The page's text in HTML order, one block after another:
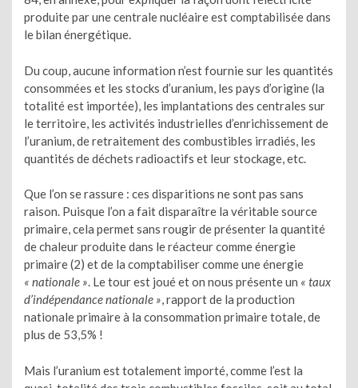
produite par une centrale nucléaire est comptabilisée dans
le bilan énergétique.
Du coup, aucune information n’est fournie sur les quantités
consommées et les stocks d’uranium, les pays d’origine (la
totalité est importée), les implantations des centrales sur
le territoire, les activités industrielles d’enrichissement de
l’uranium, de retraitement des combustibles irradiés, les
quantités de déchets radioactifs et leur stockage, etc.
Que l’on se rassure : ces disparitions ne sont pas sans
raison. Puisque l’on a fait disparaître la véritable source
primaire, cela permet sans rougir de présenter la quantité
de chaleur produite dans le réacteur comme énergie
primaire (2) et de la comptabiliser comme une énergie
« nationale ». Le tour est joué et on nous présente un « taux
d’indépendance nationale », rapport de la production
nationale primaire à la consommation primaire totale, de
plus de 53,5% !
Mais l’uranium est totalement importé, comme l’est la